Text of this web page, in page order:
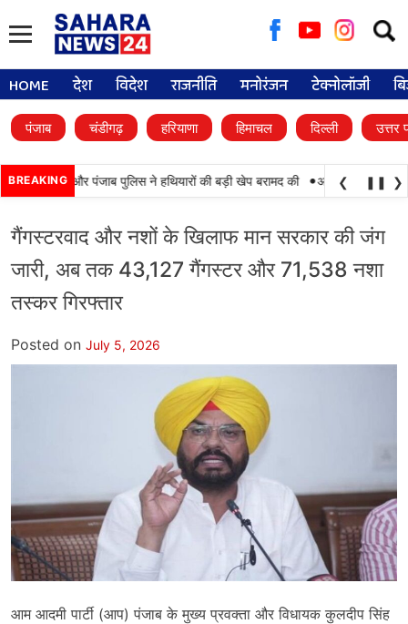
for:
HOME देश विदेश राजनीति मनोरंजन टेक्नोलॉजी
पंजाब चंडीगढ़ हरियाणा हिमाचल दिल्ली उत्तर
BREAKINGBSF और पंजाब पुलिस ने हथियारों की बड़ी खेप बरामद की • अमन अरोड़ा ने
❮ ❚❚ ❯
गैंगस्टरवाद और नशों के खिलाफ मान सरकार की जंग
जारी, अब तक 43,127 गैंगस्टर और 71,538 नशा
तस्कर गिरफ्तार
Posted on July 5, 2026
आम आदमी पार्टी (आप) पंजाब के मुख्य प्रवक्ता और विधायक कुलदीप सिंह